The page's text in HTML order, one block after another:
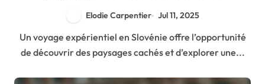
Elodie Carpentier Jul 11, 2025
Un voyage expérientiel en Slovénie offre l’opportunité
de découvrir des paysages cachés et d’explorer une...